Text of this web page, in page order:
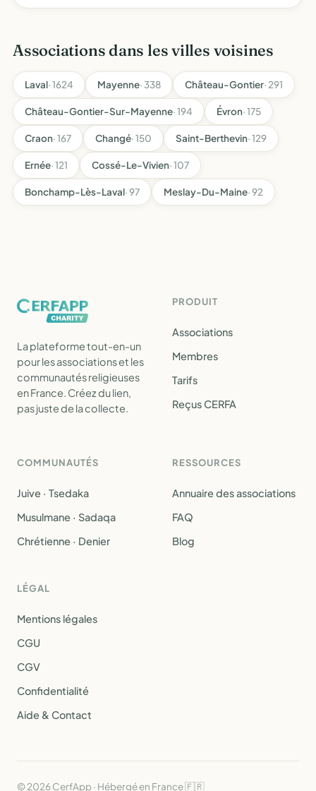
Associations dans les villes voisines
Laval· 1624 Mayenne· 338 Château-Gontier· 291
Château-Gontier-Sur-Mayenne· 194 Évron· 175
Craon· 167 Changé· 150 Saint-Berthevin· 129
Ernée· 121 Cossé-Le-Vivien· 107
Bonchamp-Lès-Laval· 97 Meslay-Du-Maine· 92
La plateforme tout-en-un
pour les associations et les
communautés religieuses
en France. Créez du lien,
pas juste de la collecte.
PRODUIT
Associations
Membres
Tarifs
Reçus CERFA
COMMUNAUTÉS
Juive · Tsedaka
Musulmane · Sadaqa
Chrétienne · Denier
RESSOURCES
Annuaire des associations
FAQ
Blog
LÉGAL
Mentions légales
CGU
CGV
Confidentialité
Aide & Contact
© 2026 CerfApp · Hébergé en France 🇫🇷